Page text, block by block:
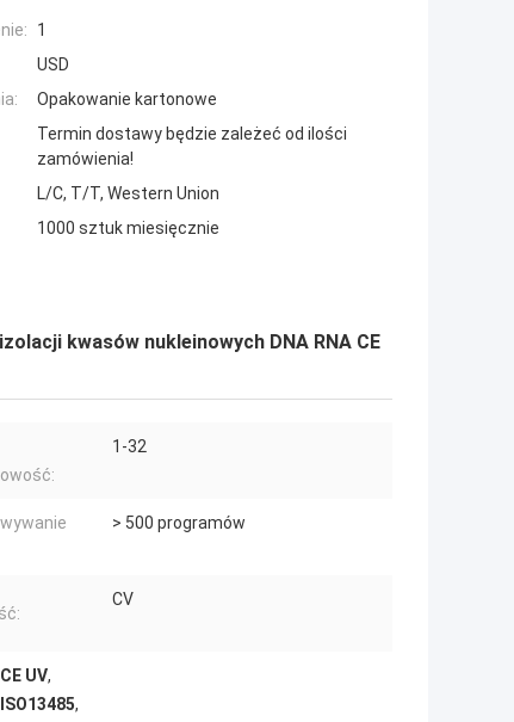
1
USD
Opakowanie kartonowe
Termin dostawy będzie zależeć od ilości
zamówienia!
L/C, T/T, Western Union
1000 sztuk miesięcznie
kwasów nukleinowych DNA RNA CE
1-32
> 500 programów
CV
UV,
,